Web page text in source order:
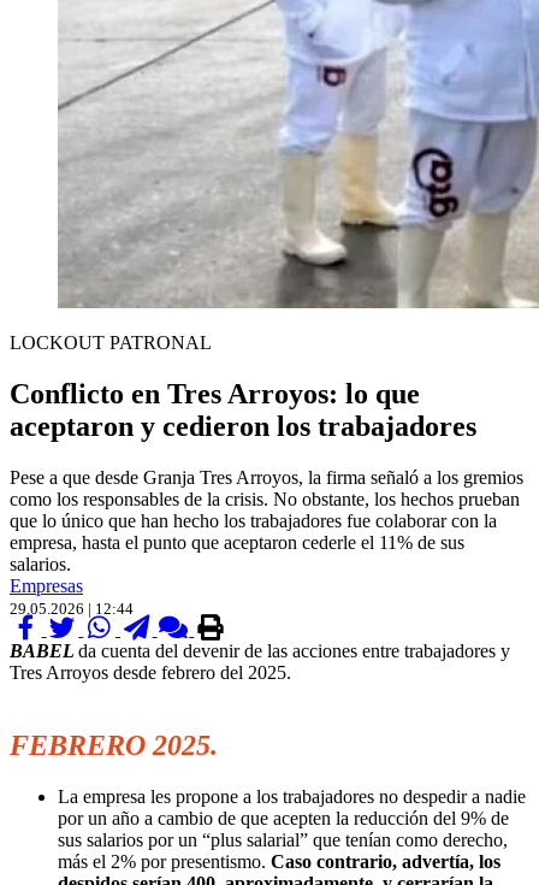
LOCKOUT PATRONAL
Conflicto en Tres Arroyos: lo que
aceptaron y cedieron los trabajadores
Pese a que desde Granja Tres Arroyos, la firma señaló a los gremios
como los responsables de la crisis. No obstante, los hechos prueban
que lo único que han hecho los trabajadores fue colaborar con la
empresa, hasta el punto que aceptaron cederle el 11% de sus
salarios.
Empresas
29.05.2026 | 12:44
BABEL da cuenta del devenir de las acciones entre trabajadores y
Tres Arroyos desde febrero del 2025.
FEBRERO 2025.
La empresa les propone a los trabajadores no despedir a nadie
por un año a cambio de que acepten la reducción del 9% de
sus salarios por un “plus salarial” que tenían como derecho,
más el 2% por presentismo. Caso contrario, advertía, los